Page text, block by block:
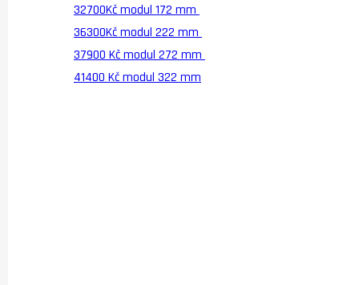
32700Kč modul 172 mm
36300Kč modul 222 mm
37900 Kč modul 272 mm
41400 Kč modul 322 mm